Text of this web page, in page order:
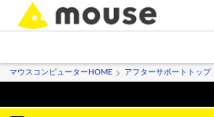
マウスコンピューターHOME アフターサポートトップ